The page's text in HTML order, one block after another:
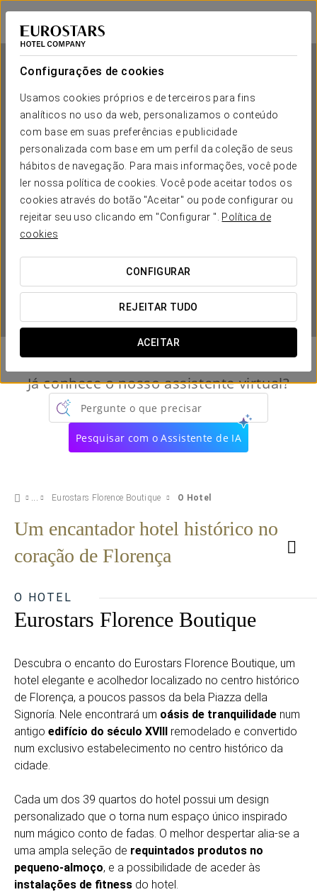
Configurações de cookies
Usamos cookies próprios e de terceiros para fins
analíticos no uso da web, personalizamos o conteúdo
com base em suas preferências e publicidade
personalizada com base em um perfil da coleção de seus
hábitos de navegação. Para mais informações, você pode
ler nossa política de cookies. Você pode aceitar todos os
cookies através do botão "Aceitar" ou pode configurar ou
rejeitar seu uso clicando em "Configurar ". Política de
cookies
CONFIGURAR
REJEITAR TUDO
ACEITAR
Eurostars Florence Boutique
FLORENÇA
Eurostars Florence Boutique
FLORENÇA
QUANDO QUER IR?
Já conhece o nosso assistente virtual?
Pergunte o que precisar
Pesquisar com o Assistente de IA
Eurostars Florence Boutique O Hotel
Um encantador hotel histórico no
coração de Florença
O HOTEL
Eurostars Florence Boutique
Descubra o encanto do Eurostars Florence Boutique, um
hotel elegante e acolhedor localizado no centro histórico
de Florença, a poucos passos da bela Piazza della
Signoría. Nele encontrará um oásis de tranquilidade num
antigo edifício do século XVIII remodelado e convertido
num exclusivo estabelecimento no centro histórico da
cidade.
Cada um dos 39 quartos do hotel possui um design
personalizado que o torna num espaço único inspirado
num mágico conto de fadas. O melhor despertar alia-se a
uma ampla seleção de requintados produtos no
pequeno-almoço, e a possibilidade de aceder às
instalações de fitness do hotel.